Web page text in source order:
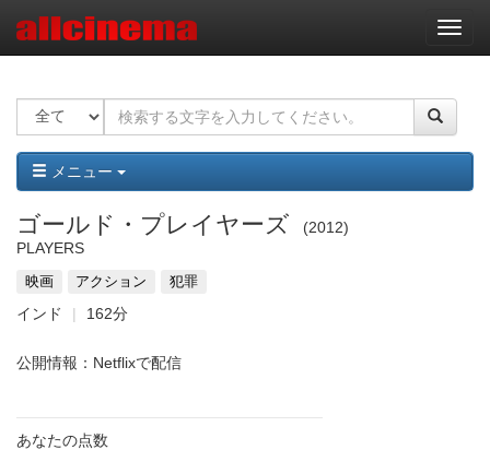
ナ
ビ
ー
ョ
ン
メニュー
ゴールド・プレイヤーズ
2012
PLAYERS
映画 アクション 犯罪
インド 162分
公開情報：Netflixで配信
あなたの点数